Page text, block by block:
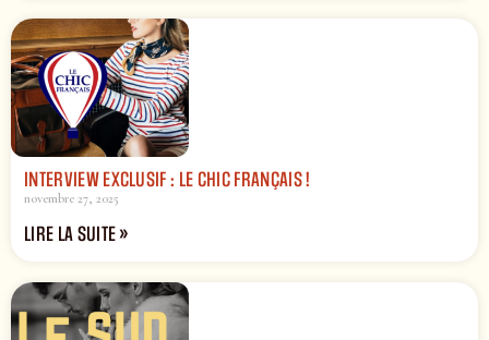
INTERVIEW EXCLUSIF : LE CHIC FRANÇAIS !
novembre 27, 2025
LIRE LA SUITE »